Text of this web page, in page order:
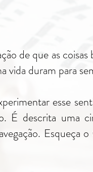
de que as
vida duram para
esse
É descrita uma